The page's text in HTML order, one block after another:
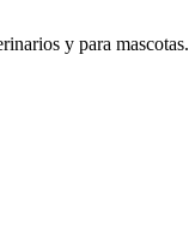
y para mascotas.